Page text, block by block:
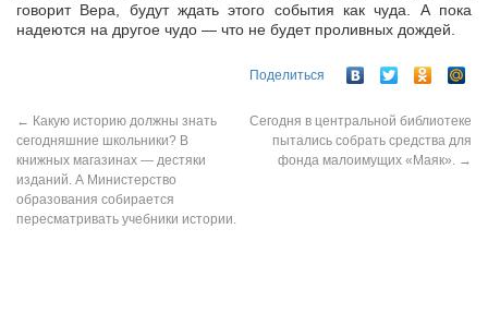
говорит Вера, будут ждать этого события как чуда. А пока
надеются на другое чудо — что не будет проливных дождей.
Поделиться
← Какую историю должны знать
сегодняшние школьники? В
книжных магазинах — дестяки
изданий. А Министерство
образования собирается
пересматривать учебники истории.
Сегодня в центральной библиотеке
пытались собрать средства для
фонда малоимущих «Маяк». →